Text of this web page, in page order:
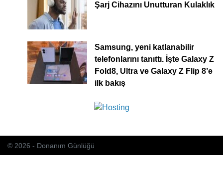
Şarj Cihazını Unutturan Kulaklık
Samsung, yeni katlanabilir
telefonlarını tanıttı. İşte Galaxy Z
Fold8, Ultra ve Galaxy Z Flip 8’e
ilk bakış
© 2026 - Donanım Günlüğü